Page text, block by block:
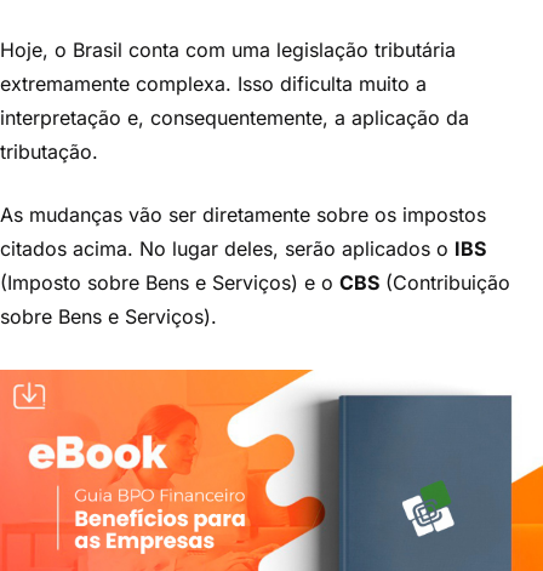
Hoje, o Brasil conta com uma legislação tributária
extremamente complexa. Isso dificulta muito a
interpretação e, consequentemente, a aplicação da
tributação.
As mudanças vão ser diretamente sobre os impostos
citados acima. No lugar deles, serão aplicados o IBS
(Imposto sobre Bens e Serviços) e o CBS (Contribuição
sobre Bens e Serviços).